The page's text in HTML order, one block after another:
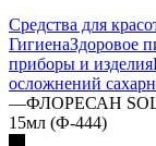
Средства для
ГигиенаЗдоровое
приборы и изделия
осложнений
—ФЛОРЕСАН
15мл (Ф-444)